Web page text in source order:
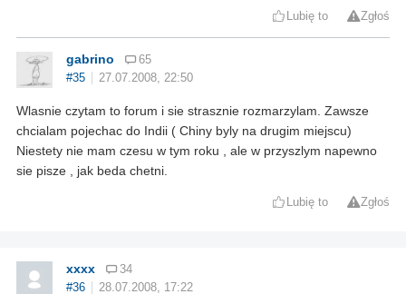
Lubię to Zgłoś
gabrino
65
#35
27.07.2008, 22:50
Wlasnie czytam to forum i sie strasznie rozmarzylam. Zawsze
chcialam pojechac do Indii ( Chiny byly na drugim miejscu)
Niestety nie mam czesu w tym roku , ale w przyszlym napewno
sie pisze , jak beda chetni.
Lubię to Zgłoś
xxxx
34
#36
28.07.2008, 17:22